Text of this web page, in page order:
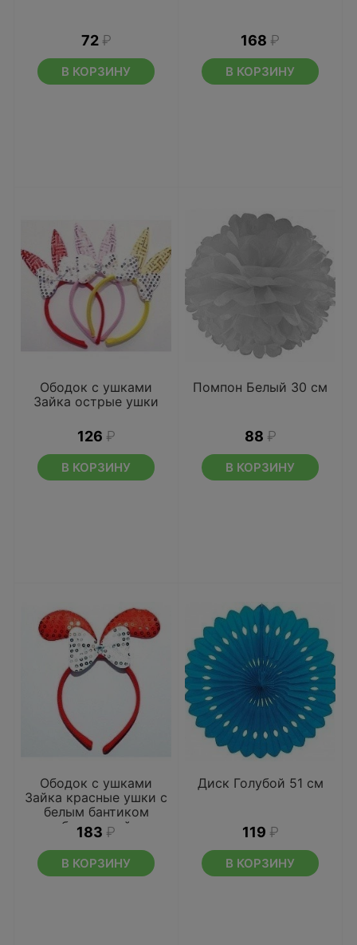
72 ₽
В КОРЗИНУ
168 ₽
В КОРЗИНУ
Ободок с ушками
Зайка острые ушки
126 ₽
В КОРЗИНУ
Помпон Белый 30 см
88 ₽
В КОРЗИНУ
Ободок с ушками
Зайка красные ушки с
белым бантиком
блестящий
183 ₽
В КОРЗИНУ
Диск Голубой 51 см
119 ₽
В КОРЗИНУ